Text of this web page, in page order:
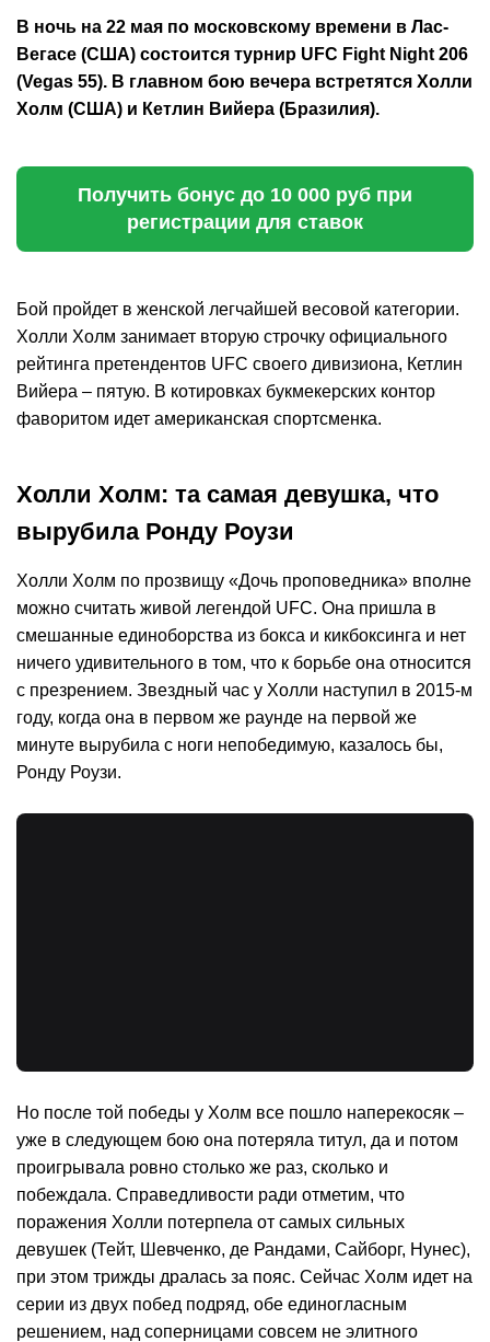
В ночь на 22 мая по московскому времени в Лас-
Вегасе (США) состоится турнир UFC Fight Night 206
(Vegas 55). В главном бою вечера встретятся Холли
Холм (США) и Кетлин Вийера (Бразилия).
Получить бонус до 10 000 руб при
регистрации для ставок
Бой пройдет в женской легчайшей весовой категории.
Холли Холм занимает вторую строчку официального
рейтинга претендентов UFC своего дивизиона, Кетлин
Вийера – пятую. В котировках букмекерских контор
фаворитом идет американская спортсменка.
Холли Холм: та самая девушка, что
вырубила Ронду Роузи
Холли Холм по прозвищу «Дочь проповедника» вполне
можно считать живой легендой UFC. Она пришла в
смешанные единоборства из бокса и кикбоксинга и нет
ничего удивительного в том, что к борьбе она относится
с презрением. Звездный час у Холли наступил в 2015-м
году, когда она в первом же раунде на первой же
минуте вырубила с ноги непобедимую, казалось бы,
Ронду Роузи.
Но после той победы у Холм все пошло наперекосяк –
уже в следующем бою она потеряла титул, да и потом
проигрывала ровно столько же раз, сколько и
побеждала. Справедливости ради отметим, что
поражения Холли потерпела от самых сильных
девушек (Тейт, Шевченко, де Рандами, Сайборг, Нунес),
при этом трижды дралась за пояс. Сейчас Холм идет на
серии из двух побед подряд, обе единогласным
решением, над соперницами совсем не элитного